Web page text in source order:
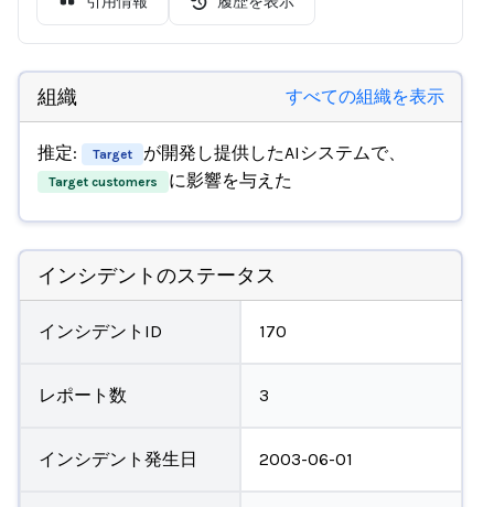
組織 すべての組織を表示
推定: Target が開発し提供したAIシステムで、
Target customers に影響を与えた
インシデントのステータス
インシデントID 170
レポート数 3
インシデント発生日 2003-06-01